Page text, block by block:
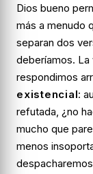
Dios bueno
más a menudo
separan dos
deberíamos. La
respondimos
existencial:
refutada, ¿no
mucho que
menos